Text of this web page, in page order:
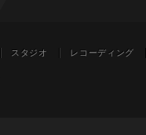
スタジオ レコーディング